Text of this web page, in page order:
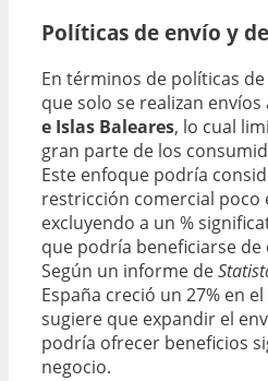
Políticas de envío y
En términos de políticas
que solo se realizan envíos
e Islas Baleares, lo cual
gran parte de los
Este enfoque podría
restricción comercial poco
excluyendo a un %
que podría beneficiarse
Según un informe de
España creció un 27% en
sugiere que expandir el
podría ofrecer beneficios
negocio.